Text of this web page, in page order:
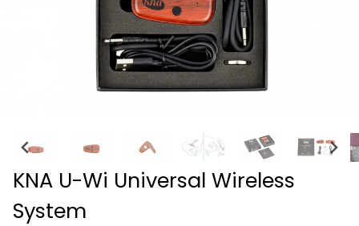
KNA U-Wi Universal Wireless
System